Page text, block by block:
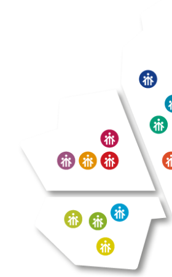
ORIENTAMENTO
E
ACCREDITAMENTO
EXTRA
CONTATTI